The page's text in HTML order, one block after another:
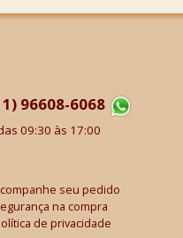
96608-6068
09:30 às 17:00
seu pedido
na compra
de privacidade